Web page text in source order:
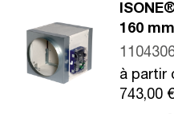
160 mm
à partir
743,00 €